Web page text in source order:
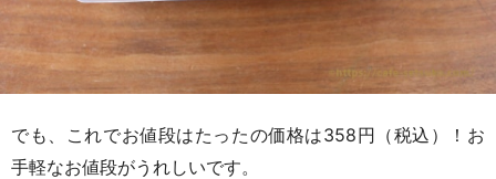
でも、これでお値段はたったの価格は358円（税込）！お
手軽なお値段がうれしいです。